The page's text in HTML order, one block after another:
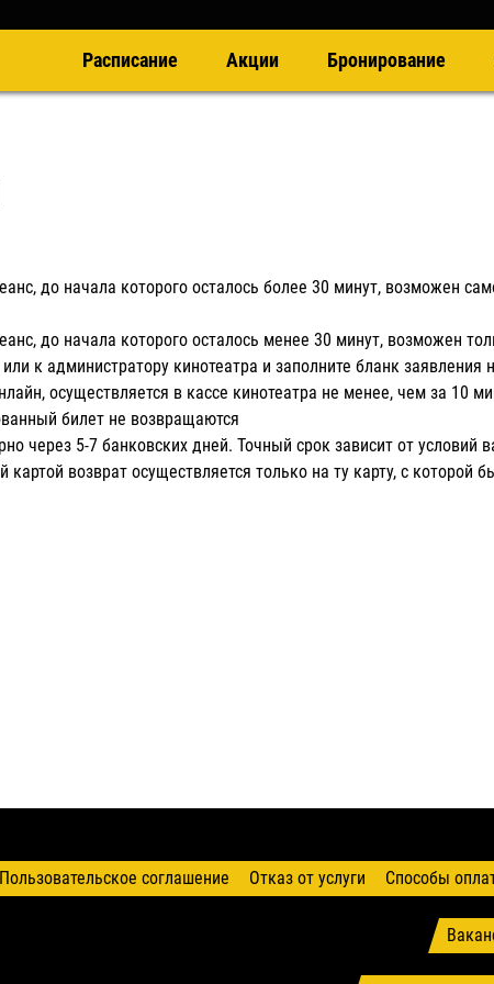
Расписание Акции Бронирование
до начала которого осталось более 30 минут, возможен
до начала которого осталось менее 30 минут, возможен
к администратору кинотеатра и заполните бланк
осуществляется в кассе кинотеатра не менее, чем за 10
билет не возвращаются
через 5-7 банковских дней. Точный срок зависит от условий
картой возврат осуществляется только на ту карту, с которой
Пользовательское соглашение Отказ от услуги Способы